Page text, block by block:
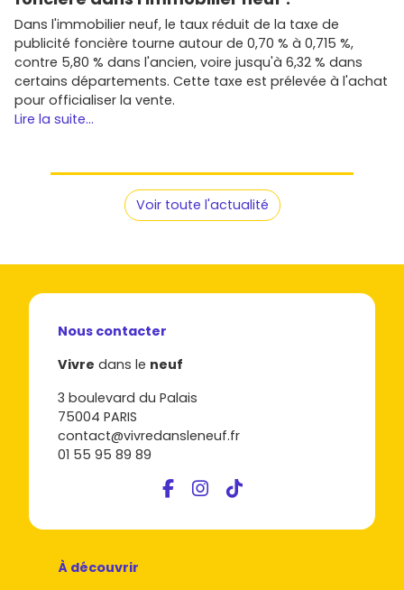
Dans l'immobilier neuf, le taux réduit de la taxe de
publicité foncière tourne autour de 0,70 % à 0,715 %,
contre 5,80 % dans l'ancien, voire jusqu'à 6,32 % dans
certains départements. Cette taxe est prélevée à l'achat
pour officialiser la vente.
Lire la suite...
Voir toute l'actualité
Nous contacter
Vivre dans le neuf
3 boulevard du Palais
75004 PARIS
contact@vivredansleneuf.fr
01 55 95 89 89
À découvrir